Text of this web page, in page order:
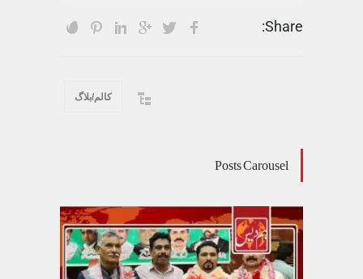
Share:
کالم/بلاگ
Posts Carousel